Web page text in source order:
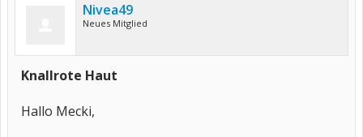
Nivea49
Neues Mitglied
Knallrote Haut
Hallo Mecki,